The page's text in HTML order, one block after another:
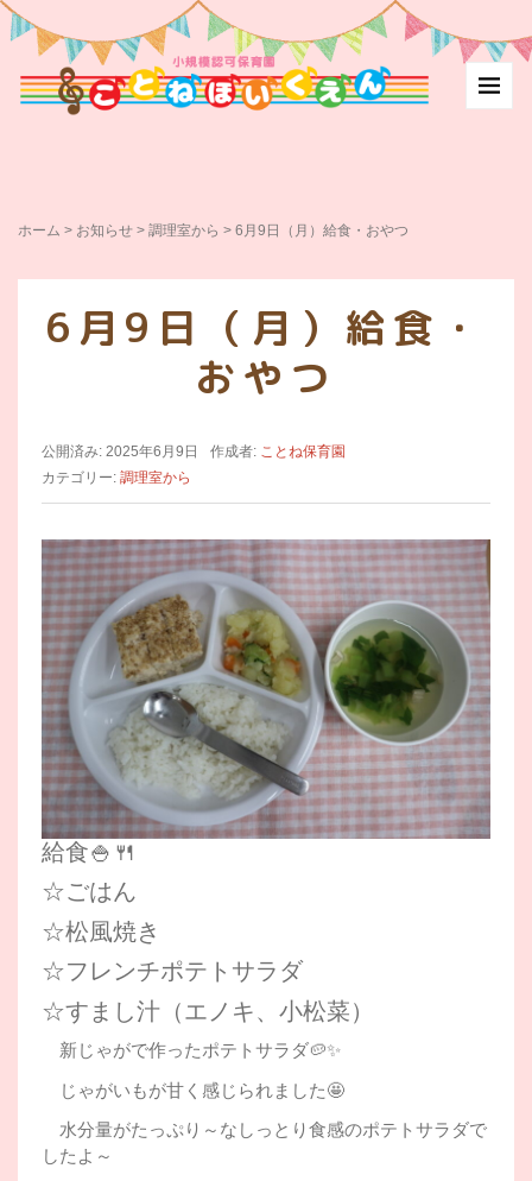
ホーム > お知らせ > 調理室から > 6月9日（月）給食・おやつ
6月9日（月）給食・
おやつ
公開済み: 2025年6月9日 作成者: ことね保育園
カテゴリー: 調理室から
給食🍚🍴
☆ごはん
☆松風焼き
☆フレンチポテトサラダ
☆すまし汁（エノキ、小松菜）
新じゃがで作ったポテトサラダ🥔✨
じゃがいもが甘く感じられました🤩
水分量がたっぷり～なしっとり食感のポテトサラダで
したよ～